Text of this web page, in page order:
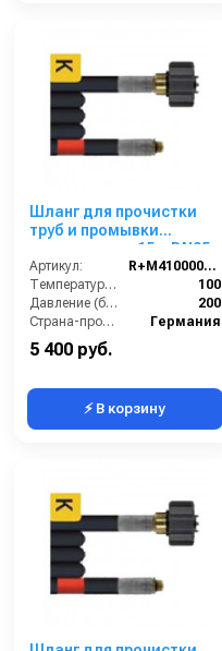
Шланг для прочистки
труб и промывки
канализации 15m DN05,
200bar
Артикул:
R+M410000015
Температура (°C):
100
Давление (бар):
200
Страна-производитель:
Германия
5 400 руб.
⚡ В корзину